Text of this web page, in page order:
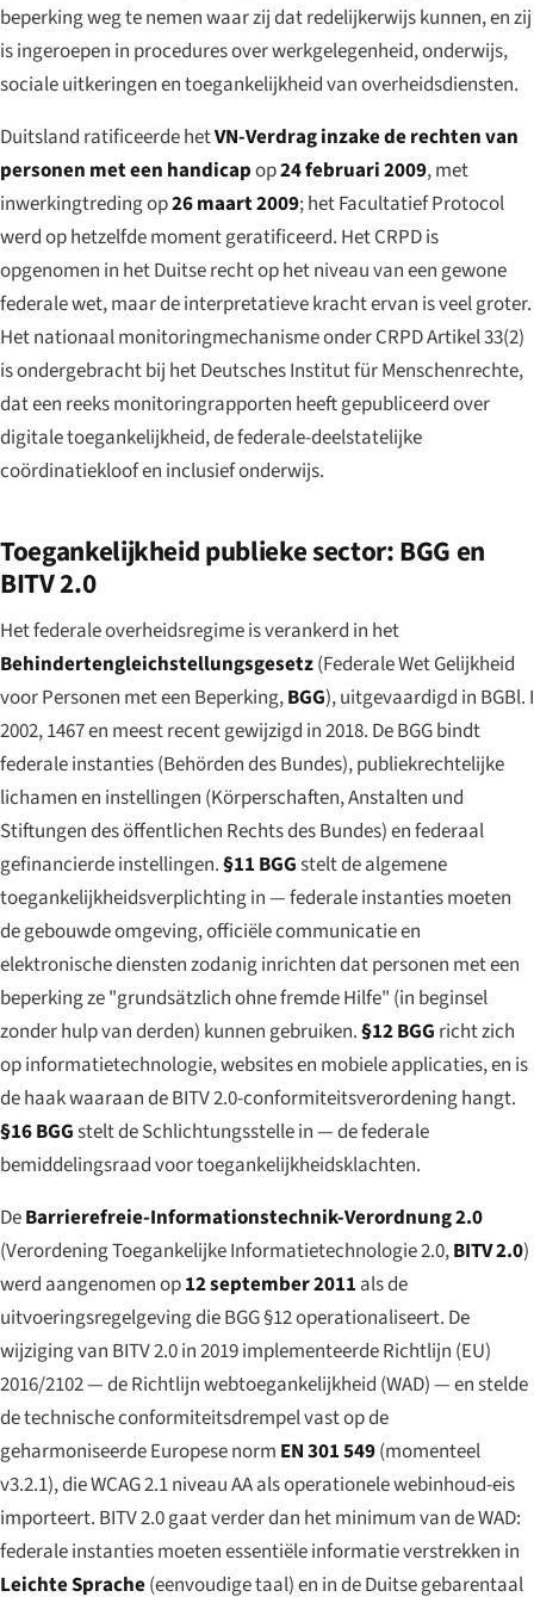
beperking weg te nemen waar zij dat redelijkerwijs kunnen, en zij
is ingeroepen in procedures over werkgelegenheid, onderwijs,
sociale uitkeringen en toegankelijkheid van overheidsdiensten.
Duitsland ratificeerde hetVN-Verdrag inzake de rechten van
personen met een handicapop24 februari 2009, met
inwerkingtreding op26 maart 2009; het Facultatief Protocol
werd op hetzelfde moment geratificeerd. Het CRPD is
opgenomen in het Duitse recht op het niveau van een gewone
federale wet, maar de interpretatieve kracht ervan is veel groter.
Het nationaal monitoringmechanisme onder CRPD Artikel 33(2)
is ondergebracht bij hetDeutsches Institut für Menschenrechte,
dat een reeks monitoringrapporten heeft gepubliceerd over
digitale toegankelijkheid, de federale-deelstatelijke
coördinatiekloof en inclusief onderwijs.
Toegankelijkheid publieke sector: BGG en
BITV 2.0
Het federale overheidsregime is verankerd in het
Behindertengleichstellungsgesetz(Federale Wet Gelijkheid
voor Personen met een Beperking,BGG), uitgevaardigd in BGBl. I
2002, 1467 en meest recent gewijzigd in 2018. De BGG bindt
federale instanties (Behörden des Bundes), publiekrechtelijke
lichamen en instellingen (Körperschaften, Anstalten und
Stiftungen des öffentlichen Rechts des Bundes) en federaal
gefinancierde instellingen.§11 BGGstelt de algemene
toegankelijkheidsverplichting in — federale instanties moeten
de gebouwde omgeving, officiële communicatie en
elektronische diensten zodanig inrichten dat personen met een
beperking ze"grundsätzlich ohne fremde Hilfe" (in beginsel
zonder hulp van derden) kunnen gebruiken.§12 BGG richt zich
op informatietechnologie, websites en mobiele applicaties, en is
de haak waaraan de BITV 2.0-conformiteitsverordening hangt.
§16 BGGstelt de Schlichtungsstelle in — de federale
bemiddelingsraad voor toegankelijkheidsklachten.
DeBarrierefreie-Informationstechnik-Verordnung 2.0
(Verordening Toegankelijke Informatietechnologie 2.0,BITV 2.0)
werd aangenomen op12 september 2011 als de
uitvoeringsregelgeving die BGG §12 operationaliseert. De
wijziging van BITV 2.0 in 2019 implementeerde Richtlijn (EU)
2016/2102 — de Richtlijn webtoegankelijkheid (WAD) — en stelde
de technische conformiteitsdrempel vast op de
geharmoniseerde Europese norm EN 301 549(momenteel
v3.2.1), die WCAG 2.1 niveau AA als operationele webinhoud-eis
importeert. BITV 2.0 gaat verder dan het minimum van de WAD:
federale instanties moeten essentiële informatie verstrekken in
Leichte Sprache(eenvoudige taal) en in de Duitse gebarentaal